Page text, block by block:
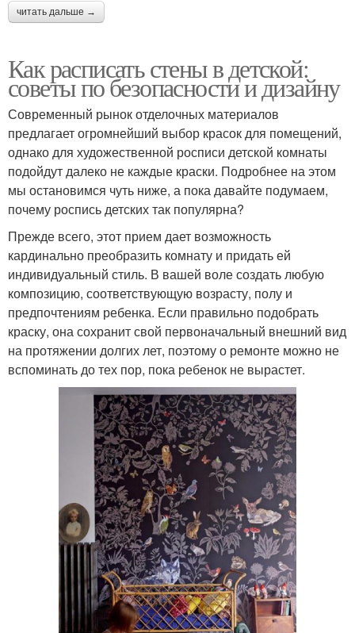
читать дальше →
Как расписать стены в детской:
советы по безопасности и дизайну
Современный рынок отделочных материалов
предлагает огромнейший выбор красок для помещений,
однако для художественной росписи детской комнаты
подойдут далеко не каждые краски. Подробнее на этом
мы остановимся чуть ниже, а пока давайте подумаем,
почему роспись детских так популярна?
Прежде всего, этот прием дает возможность
кардинально преобразить комнату и придать ей
индивидуальный стиль. В вашей воле создать любую
композицию, соответствующую возрасту, полу и
предпочтениям ребенка. Если правильно подобрать
краску, она сохранит свой первоначальный внешний вид
на протяжении долгих лет, поэтому о ремонте можно не
вспоминать до тех пор, пока ребенок не вырастет.